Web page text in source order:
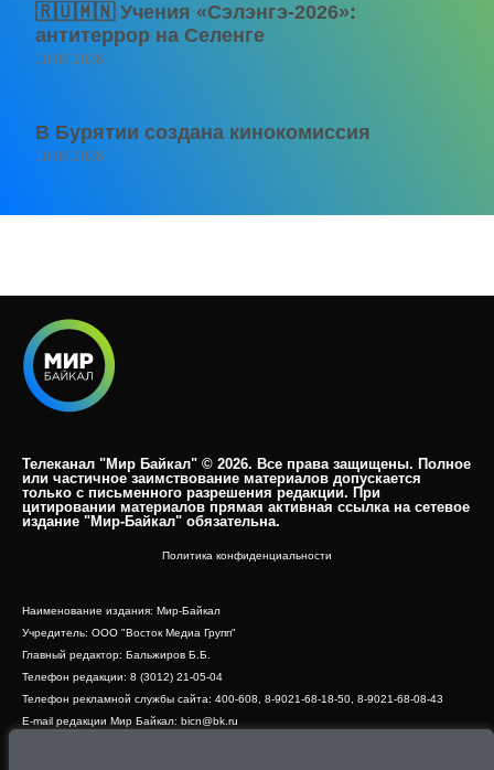
🇷🇺🇲🇳 Учения «Сэлэнгэ-2026»:
антитеррор на Селенге
10.08.2026
В Бурятии создана кинокомиссия
10.08.2026
Телеканал "Мир Байкал" © 2026. Все права защищены. Полное
или частичное заимствование материалов допускается
только с письменного разрешения редакции. При
цитировании материалов прямая активная ссылка на сетевое
издание "Мир-Байкал" обязательна.​
Политика конфиденциальности
Наименование издания: Мир-Байкал
Учредитель: ООО "Восток Медиа Групп"
Главный редактор: Бальжиров Б.Б.
Телефон редакции: 8 (3012) 21-05-04
Телефон рекламной службы сайта: 400-608, 8-9021-68-18-50, 8-9021-68-08-43
E-mail редакции Мир Байкал: bicn@bk.ru